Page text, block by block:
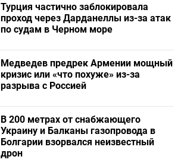
Турция частично заблокировала
проход через Дарданеллы из-за атак
по судам в Черном море
Медведев предрек Армении мощный
кризис или «что похуже» из-за
разрыва с Россией
В 200 метрах от снабжающего
Украину и Балканы газопровода в
Болгарии взорвался неизвестный
дрон